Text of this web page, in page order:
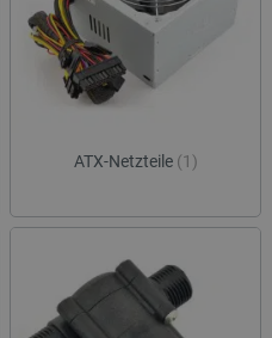
ATX-Netzteile (1)